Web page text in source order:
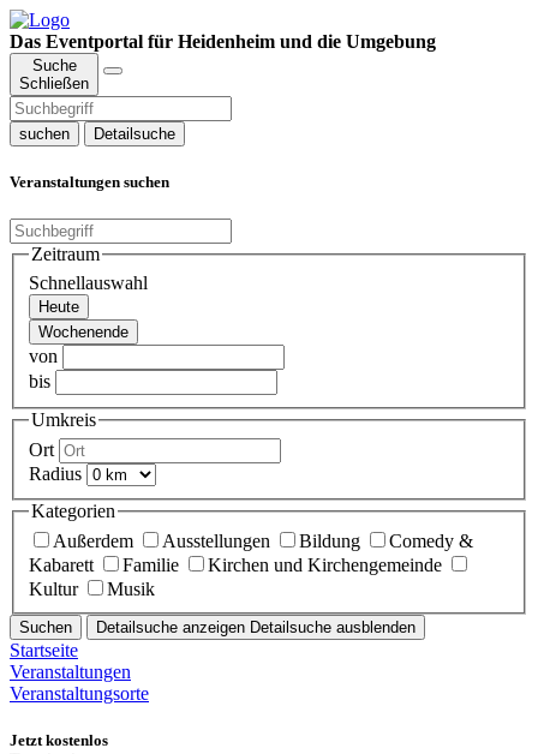
Das Eventportal für Heidenheim und die Umgebung
Suche
Schließen
suchen Detailsuche
Veranstaltungen suchen
Zeitraum
Schnellauswahl
Heute
Wochenende
von
bis
Umkreis
Ort
Radius
Kategorien
Außerdem
Ausstellungen Bildung
Comedy &
Kabarett
Familie
Kirchen und Kirchengemeinde
Kultur
Musik
Suchen Detailsuche anzeigen Detailsuche ausblenden
Startseite
Veranstaltungen
Veranstaltungsorte
Jetzt kostenlos